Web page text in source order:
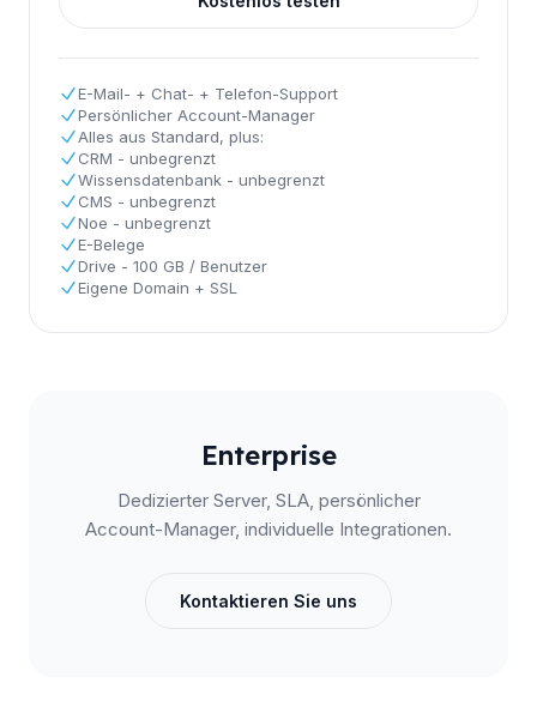
E-Mail- + Chat- + Telefon-Support
Persönlicher Account-Manager
Alles aus Standard, plus:
CRM - unbegrenzt
Wissensdatenbank - unbegrenzt
CMS - unbegrenzt
Noe - unbegrenzt
E-Belege
Drive - 100 GB / Benutzer
Eigene Domain + SSL
Enterprise
Dedizierter Server, SLA, persönlicher
Account-Manager, individuelle Integrationen.
Kontaktieren Sie uns